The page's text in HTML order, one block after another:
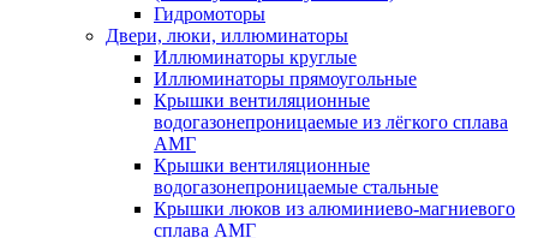
Гидромоторы
Двери, люки, иллюминаторы
Иллюминаторы круглые
Иллюминаторы прямоугольные
Крышки вентиляционные
водогазонепроницаемые из лёгкого сплава
АМГ
Крышки вентиляционные
водогазонепроницаемые стальные
Крышки люков из алюминиево-магниевого
сплава АМГ